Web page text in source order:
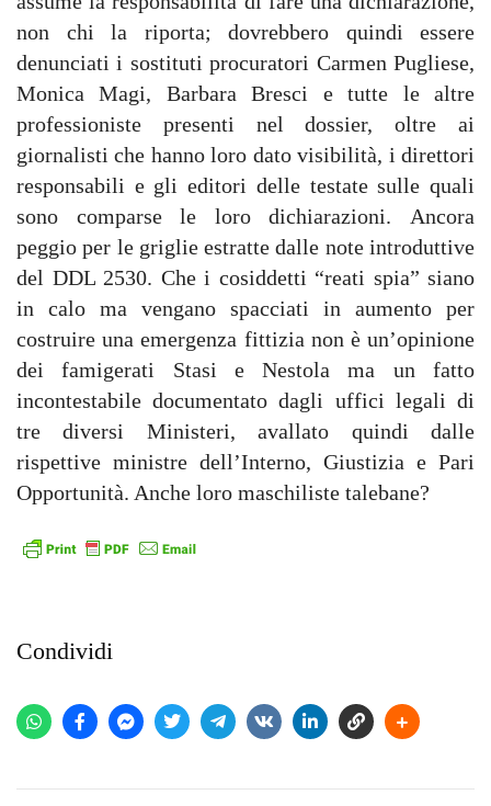
non chi la riporta; dovrebbero quindi essere
denunciati i sostituti procuratori Carmen Pugliese,
Monica Magi, Barbara Bresci e tutte le altre
professioniste presenti nel dossier, oltre ai
giornalisti che hanno loro dato visibilità, i direttori
responsabili e gli editori delle testate sulle quali
sono comparse le loro dichiarazioni. Ancora
peggio per le griglie estratte dalle note introduttive
del DDL 2530. Che i cosiddetti “reati spia” siano
in calo ma vengano spacciati in aumento per
costruire una emergenza fittizia non è un’opinione
dei famigerati Stasi e Nestola ma un fatto
incontestabile documentato dagli uffici legali di
tre diversi Ministeri, avallato quindi dalle
rispettive ministre dell’Interno, Giustizia e Pari
Opportunità. Anche loro maschiliste talebane?
Condividi